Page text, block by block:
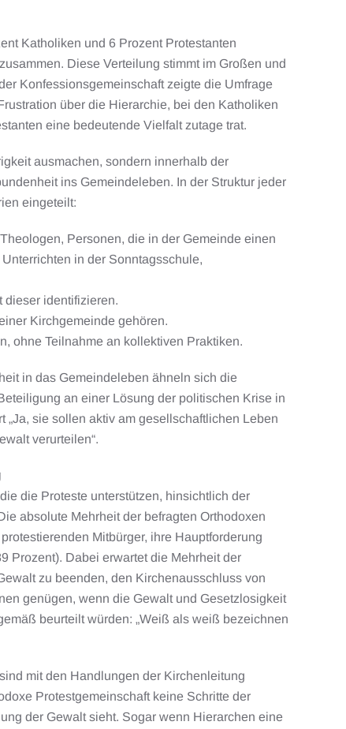
Katholiken und 6 Prozent Protestanten
Diese Verteilung stimmt im Großen und
Konfessionsgemeinschaft zeigte die Umfrage
über die Hierarchie, bei den Katholiken
eine bedeutende Vielfalt zutage trat.
ausmachen, sondern innerhalb der
ins Gemeindeleben. In der Struktur jeder
eingeteilt:
Personen, die in der Gemeinde einen
in der Sonntagsschule,
dieser identifizieren.
Kirchgemeinde gehören.
ohne Teilnahme an kollektiven Praktiken.
in das Gemeindeleben ähneln sich die
an einer Lösung der politischen Krise in
sie sollen aktiv am gesellschaftlichen Leben
verurteilen“.
die Proteste unterstützen, hinsichtlich der
absolute Mehrheit der befragten Orthodoxen
Mitbürger, ihre Hauptforderung
Prozent). Dabei erwartet die Mehrheit der
zu beenden, den Kirchenausschluss von
genügen, wenn die Gewalt und Gesetzlosigkeit
beurteilt würden: „Weiß als weiß bezeichnen
mit den Handlungen der Kirchenleitung
Protestgemeinschaft keine Schritte der
der Gewalt sieht. Sogar wenn Hierarchen eine